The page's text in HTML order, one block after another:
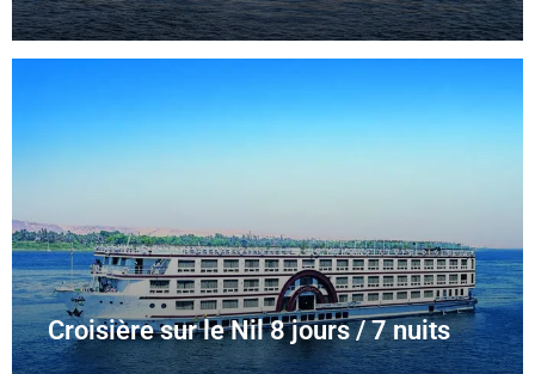
Croisière sur le Nil 8 jours / 7 nuits